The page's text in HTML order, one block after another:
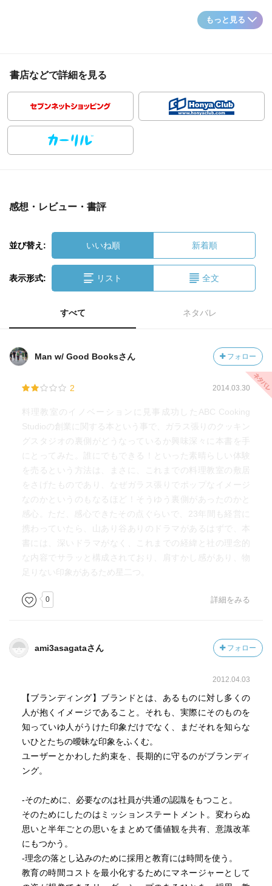
もっと見る
書店などで詳細を見る
感想・レビュー・書評
並び替え: いいね順 新着順
表示形式: リスト 全文
すべて ネタバレ
Man w/ Good Booksさん フォロー
2 2014.03.30
料理教室のイノベーションに見事成功したABC Cooking
Studioの創業に関する本という事で、ガラス張りのクッキン
グスタジオの裏側がどうなっているか興味深々に本書を手
にとってみた。誰にでもできる！といった素晴らしい体験
を売るという方法は、まさに、これまでの料理教室の敷居
をさげたものであり、なぜガラス張りでポップなイメージ
なのかというのもなるほど！そうゆう裏側があったのかと
感心。ただ、感心できたその点ぐらいで、23年間も経営に
携わっていたら、山あり谷ありのドラマがあるはずで、本
書には、深いドラマがなく、これまでの経緯と社の理念的
な内容でサラッと構成されており、肩すかし感があり、物
足りない印象があるため星二つ。
0 詳細をみる
ami3asagataさん フォロー
2012.04.03
【ブランディング】ブランドとは、あるものに対し多くの
人が抱くイメージであること。それも、実際にそのものを
知っていゆ人がうけた印象だけでなく、まだそれを知らな
いひとたちの曖昧な印象をふくむ。
ユーザーとかわした約束を、長期的に守るのがブランディ
ング。
-そのために、必要なのは社員が共通の認識をもつこと。
そのためにしたのはミッションステートメント。変わらぬ
思いと半年ごとの思いをまとめて価値観を共有、意識改革
にもつかう。
-理念の落とし込みのために採用と教育には時間を使う。
教育の時間コストを最小化するためにマネージャーとして